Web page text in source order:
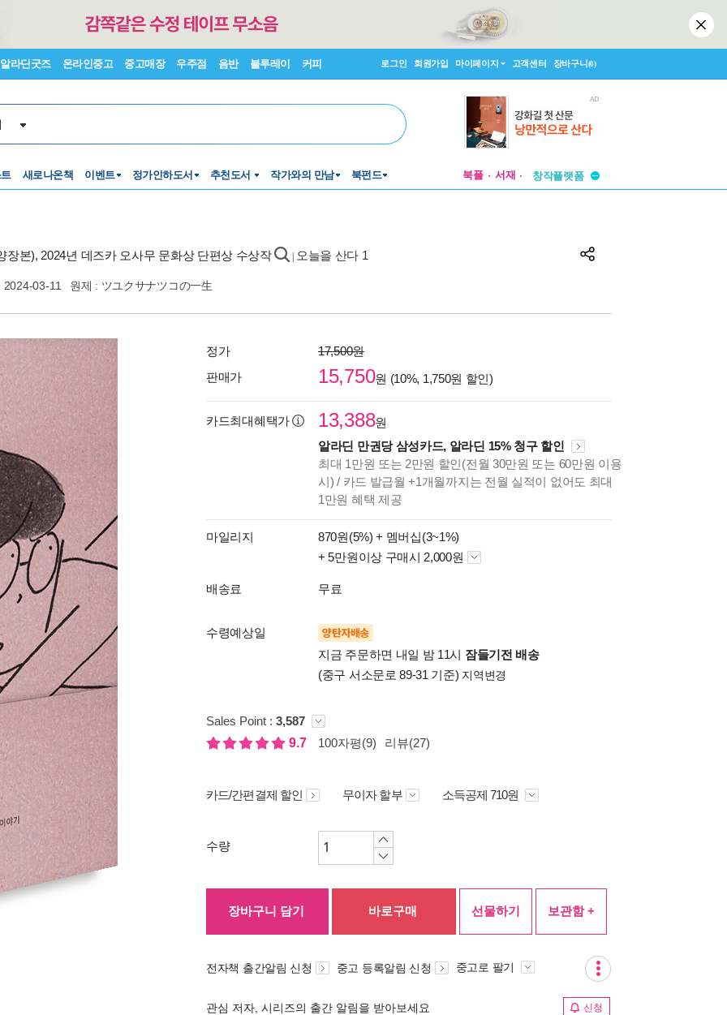
알라딘굿즈 온라인중고 중고매장 우주점 음반 블루레이 커피 로그인 회원가입 마이페이지 고객센터 장바구니(0)
새로나온책 이벤트 정가인하도서 추천도서 작가와의 만남 북펀드 북플 서재
창작플랫폼
장본), 2024년 데즈카 오사무 문화상 단편상 수상작 오늘을 산다 1
2024-03-11 원제 : ツユクサナツコの一生
정가
17,500원
판매가
15,750원 (10%, 1,750원 할인)
카드최대혜택가 13,388원
알라딘 만권당 삼성카드, 알라딘 15% 청구 할인
최대 1만원 또는 2만원 할인(전월 30만원 또는 60만원 이용
시) / 카드 발급월 +1개월까지는 전월 실적이 없어도 최대
1만원 혜택 제공
마일리지 870원(5%) + 멤버십(3~1%)
+ 5만원이상 구매시 2,000원
배송료 무료
수령예상일 양탄자배송
지금 주문하면 내일 밤 11시 잠들기전 배송
(중구 서소문로 89-31 기준) 지역변경
Sales Point : 3,587
9.7
100자평(9) 리뷰(27)
카드/간편결제 할인 무이자 할부 소득공제 710원
수량
장바구니 담기 바로구매 선물하기 보관함 +
전자책 출간알림 신청 중고 등록알림 신청 중고로 팔기
관심 저자, 시리즈의 출간 알림을 받아보세요 신청